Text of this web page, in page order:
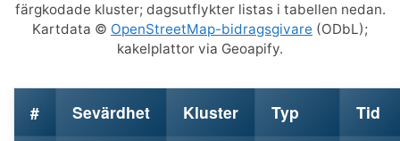
färgkodade kluster; dagsutflykter listas i tabellen nedan.
Kartdata © OpenStreetMap-bidragsgivare (ODbL);
kakelplattor via Geoapify.
# Sevärdhet Kluster Typ Tid